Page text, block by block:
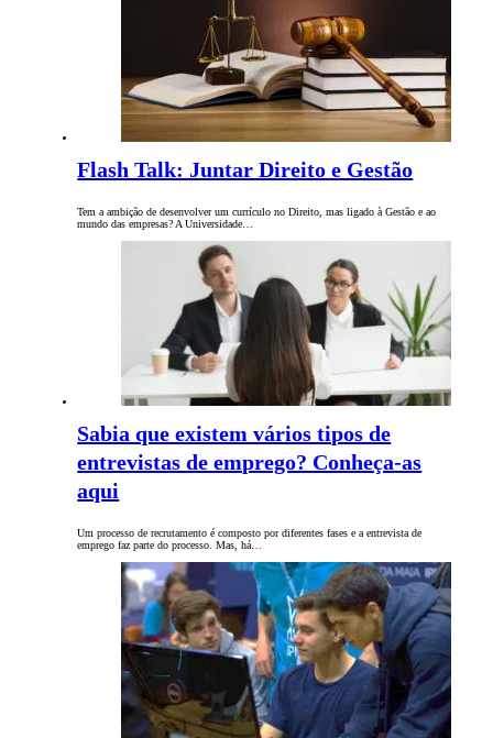
Flash Talk: Juntar Direito e Gestão
Tem a ambição de desenvolver um currículo no Direito, mas ligado à Gestão e ao
mundo das empresas? A Universidade…
Sabia que existem vários tipos de
entrevistas de emprego? Conheça-as
aqui
Um processo de recrutamento é composto por diferentes fases e a entrevista de
emprego faz parte do processo. Mas, há…